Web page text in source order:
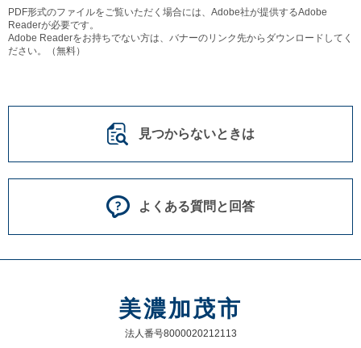
PDF形式のファイルをご覧いただく場合には、Adobe社が提供するAdobe
Readerが必要です。
Adobe Readerをお持ちでない方は、バナーのリンク先からダウンロードしてく
ださい。（無料）
見つからないときは
よくある質問と回答
美濃加茂市
法人番号8000020212113